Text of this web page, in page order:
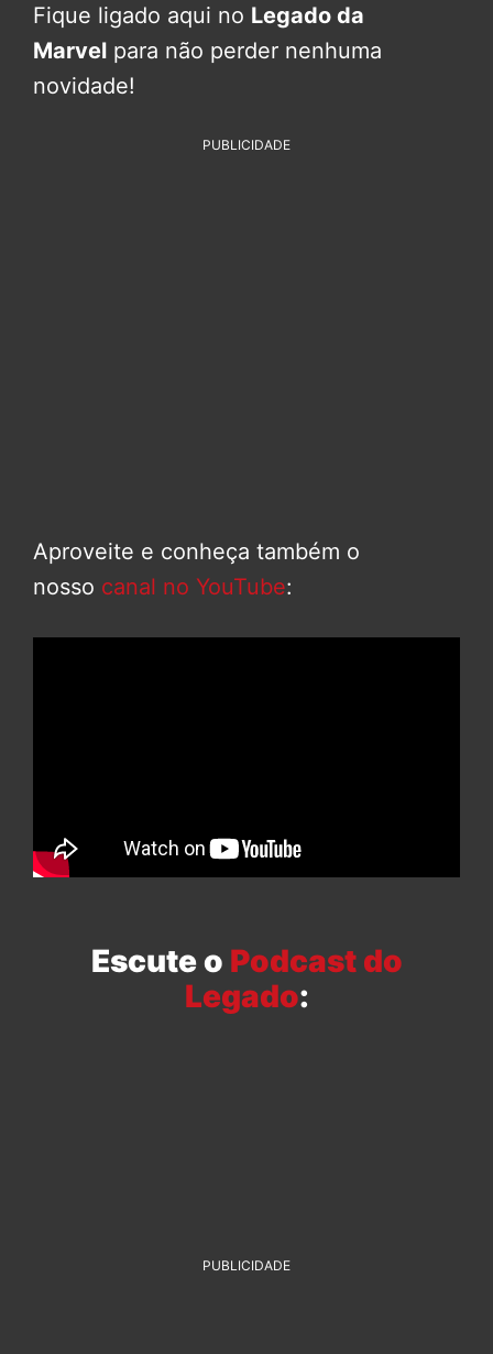
Fique ligado aqui no Legado da
Marvel para não perder nenhuma
novidade!
PUBLICIDADE
Aproveite e conheça também o
nosso canal no YouTube:
Escute o Podcast do
Legado:
PUBLICIDADE